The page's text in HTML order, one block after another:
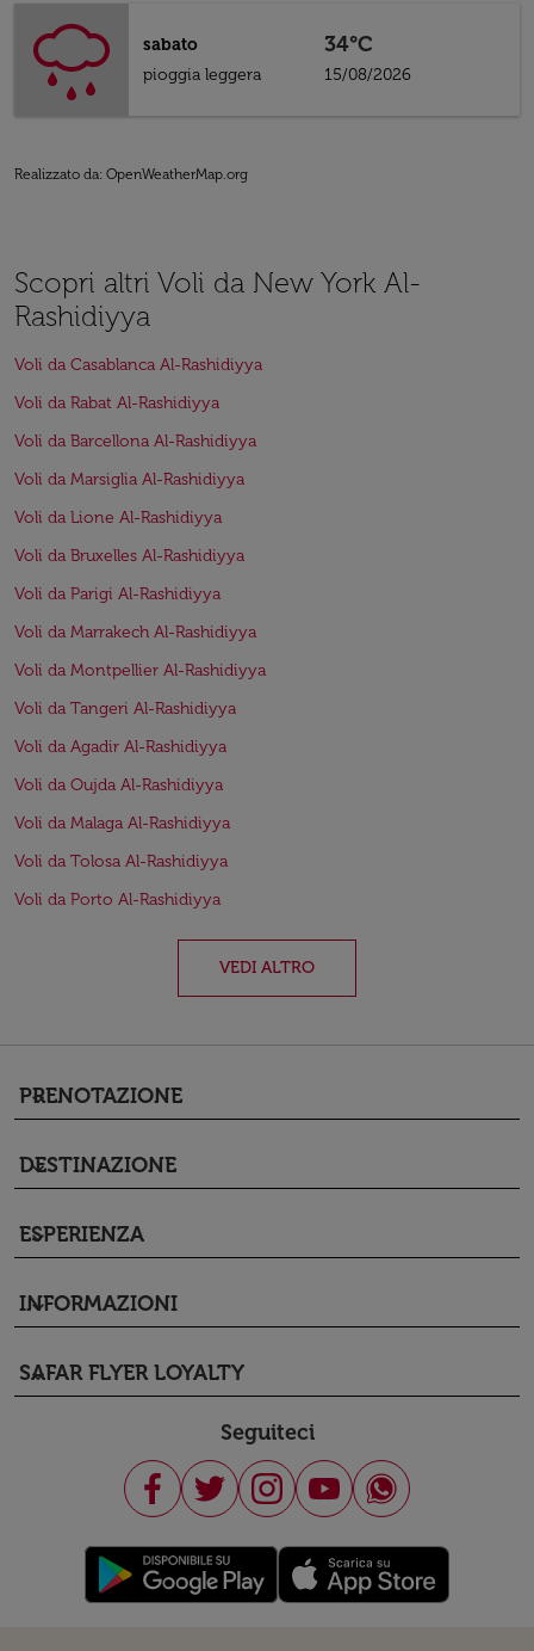
sabato
pioggia leggera
34°C
15/08/2026
Realizzato da: OpenWeatherMap.org
Scopri altri Voli da New York Al-
Rashidiyya
Voli da Casablanca Al-Rashidiyya
Voli da Rabat Al-Rashidiyya
Voli da Barcellona Al-Rashidiyya
Voli da Marsiglia Al-Rashidiyya
Voli da Lione Al-Rashidiyya
Voli da Bruxelles Al-Rashidiyya
Voli da Parigi Al-Rashidiyya
Voli da Marrakech Al-Rashidiyya
Voli da Montpellier Al-Rashidiyya
Voli da Tangeri Al-Rashidiyya
Voli da Agadir Al-Rashidiyya
Voli da Oujda Al-Rashidiyya
Voli da Malaga Al-Rashidiyya
Voli da Tolosa Al-Rashidiyya
Voli da Porto Al-Rashidiyya
VEDI ALTRO
PRENOTAZIONE
keyboard_arrow_down
DESTINAZIONE
keyboard_arrow_down
ESPERIENZA
keyboard_arrow_down
INFORMAZIONI
keyboard_arrow_down
SAFAR FLYER LOYALTY
keyboard_arrow_down
Seguiteci